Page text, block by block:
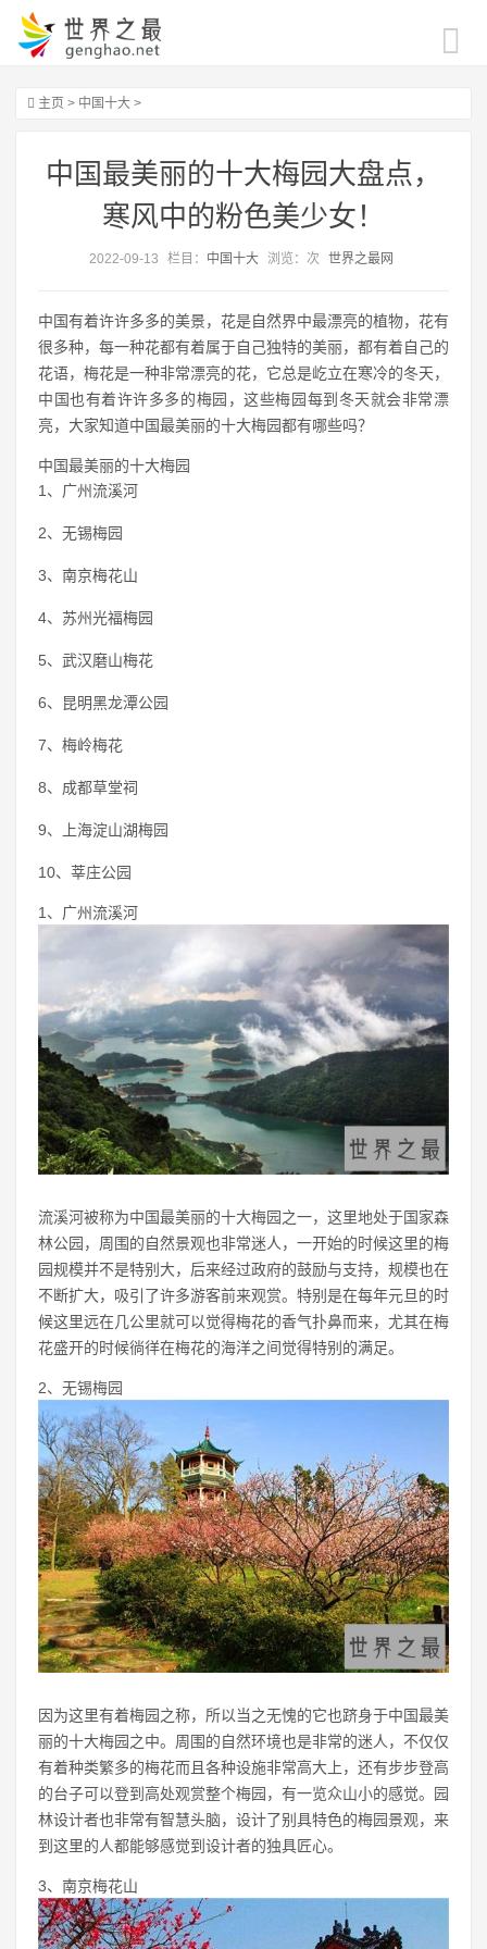
主页 > 中国十大 >
中国最美丽的十大梅园大盘点，
寒风中的粉色美少女！
2022-09-13 栏目： 中国十大 浏览： 次 世界之最网
中国有着许许多多的美景，花是自然界中最漂亮的植物，花有
很多种，每一种花都有着属于自己独特的美丽，都有着自己的
花语，梅花是一种非常漂亮的花，它总是屹立在寒冷的冬天，
中国也有着许许多多的梅园，这些梅园每到冬天就会非常漂
亮，大家知道中国最美丽的十大梅园都有哪些吗？
中国最美丽的十大梅园
1、广州流溪河
2、无锡梅园
3、南京梅花山
4、苏州光福梅园
5、武汉磨山梅花
6、昆明黑龙潭公园
7、梅岭梅花
8、成都草堂祠
9、上海淀山湖梅园
10、莘庄公园
1、广州流溪河
流溪河被称为中国最美丽的十大梅园之一，这里地处于国家森
林公园，周围的自然景观也非常迷人，一开始的时候这里的梅
园规模并不是特别大，后来经过政府的鼓励与支持，规模也在
不断扩大，吸引了许多游客前来观赏。特别是在每年元旦的时
候这里远在几公里就可以觉得梅花的香气扑鼻而来，尤其在梅
花盛开的时候徜徉在梅花的海洋之间觉得特别的满足。
2、无锡梅园
因为这里有着梅园之称，所以当之无愧的它也跻身于中国最美
丽的十大梅园之中。周围的自然环境也是非常的迷人，不仅仅
有着种类繁多的梅花而且各种设施非常高大上，还有步步登高
的台子可以登到高处观赏整个梅园，有一览众山小的感觉。园
林设计者也非常有智慧头脑，设计了别具特色的梅园景观，来
到这里的人都能够感觉到设计者的独具匠心。
3、南京梅花山